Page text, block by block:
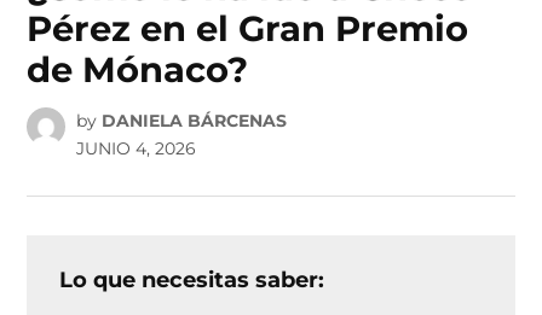
Pérez en el Gran Premio
de Mónaco?
by DANIELA BÁRCENAS
JUNIO 4, 2026
Lo que necesitas saber: